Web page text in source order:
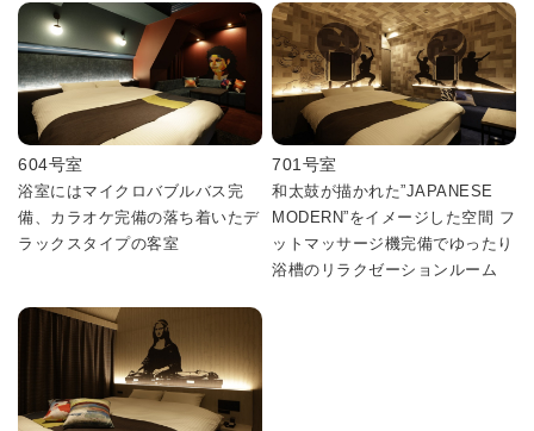
604号室
浴室にはマイクロバブルバス完
備、カラオケ完備の落ち着いたデ
ラックスタイプの客室
701号室
和太鼓が描かれた”JAPANESE
MODERN”をイメージした空間 フ
ットマッサージ機完備でゆったり
浴槽のリラクゼーションルーム